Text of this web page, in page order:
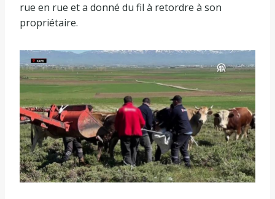
rue en rue et a donné du fil à retordre à son
propriétaire.